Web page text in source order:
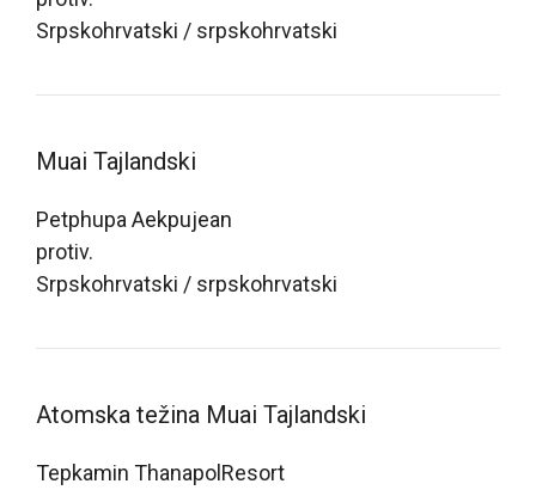
Srpskohrvatski / srpskohrvatski
Muai Tajlandski
Petphupa Aekpujean
protiv.
Srpskohrvatski / srpskohrvatski
Atomska težina Muai Tajlandski
Tepkamin ThanapolResort